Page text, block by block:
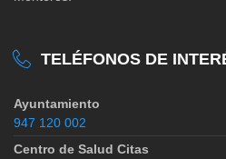
TELÉFONOS DE
Ayuntamiento
947 120 002
Centro de Salud Citas